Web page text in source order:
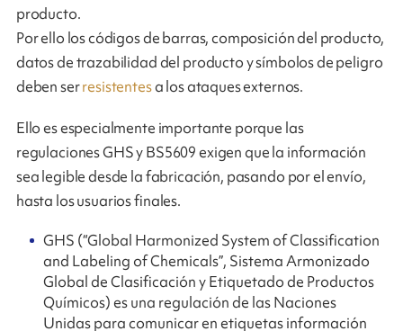
producto.
Por ello los códigos de barras, composición del producto,
datos de trazabilidad del producto y símbolos de peligro
deben serresistentesa los ataques externos.
Ello es especialmente importante porque las
regulaciones GHS y BS5609 exigen que la información
sea legible desde la fabricación, pasando por el envío,
hasta los usuarios finales.
GHS (“Global Harmonized System of Classification
and Labeling of Chemicals”, Sistema Armonizado
Global de Clasificación y Etiquetado de Productos
Químicos) es una regulación de las Naciones
Unidas para comunicar en etiquetas información